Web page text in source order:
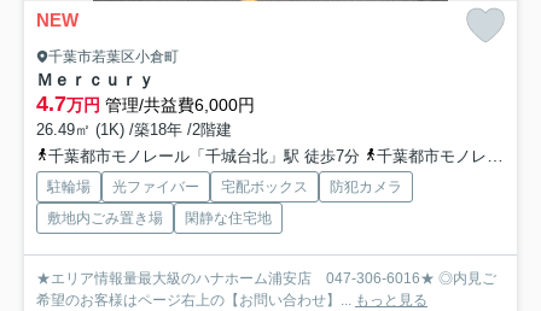
NEW
千葉市若葉区小倉町
Ｍｅｒｃｕｒｙ
4.7万円 管理/共益費6,000円
26.49㎡ (1K) /築18年 /2階建
千葉都市モノレール「千城台北」駅 徒歩7分
千葉都市モノレール「千城台」駅 徒歩18分
駐輪場 光ファイバー 宅配ボックス
防犯カメラ
敷地内ごみ置き場
閑静な住宅地
★エリア情報量最大級のハナホーム浦安店 047-306-6016★ ◎内見ご
希望のお客様はページ右上の【お問い合わせ】... もっと見る